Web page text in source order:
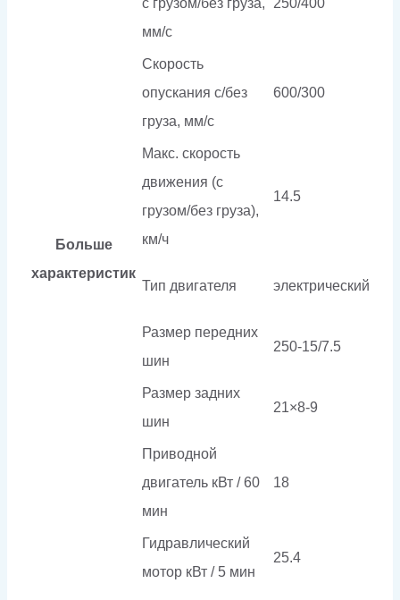
Больше
характеристик
мм/с
Скорость
опускания c/без
груза, мм/с
600/300
Макс. скорость
движения (с
грузом/без груза),
км/ч
14.5
Тип двигателя электрический
Размер передних
шин
250-15/7.5
Размер задних
шин
21×8-9
Приводной
двигатель кВт / 60
мин
18
Гидравлический
мотор кВт / 5 мин
25.4